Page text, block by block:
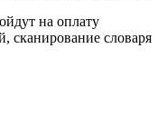
на оплату
сканирование словаря